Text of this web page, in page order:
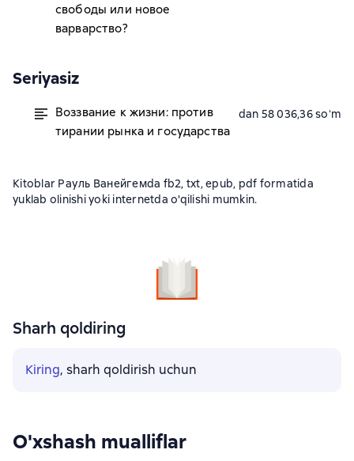
свободы или новое
варварство?
Seriyasiz
Воззвание к жизни: против
тирании рынка и государства
dan 58 036,36 soʻm
Kitoblar Рауль Ванейгемda fb2, txt, epub, pdf formatida
yuklab olinishi yoki internetda o'qilishi mumkin.
Sharh qoldiring
Kiring, sharh qoldirish uchun
O'xshash mualliflar